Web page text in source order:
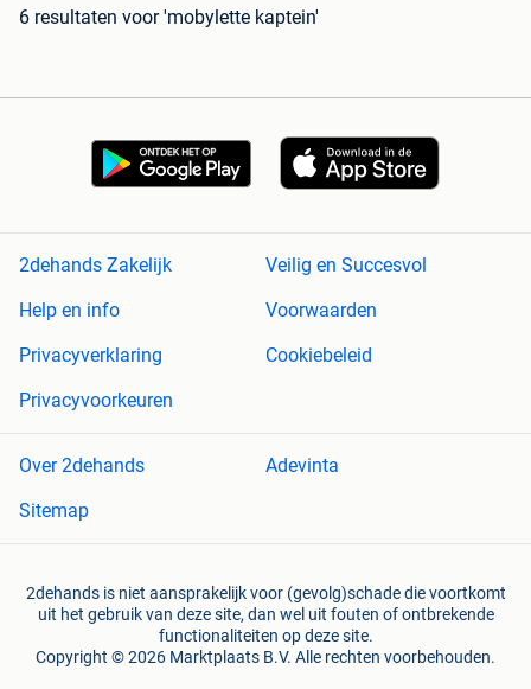
6 resultaten voor 'mobylette kaptein'
2dehands Zakelijk
Veilig en Succesvol
Help en info
Voorwaarden
Privacyverklaring
Cookiebeleid
Privacyvoorkeuren
Over 2dehands
Adevinta
Sitemap
2dehands is niet aansprakelijk voor (gevolg)schade die voortkomt
uit het gebruik van deze site, dan wel uit fouten of ontbrekende
functionaliteiten op deze site.
Copyright © 2026 Marktplaats B.V. Alle rechten voorbehouden.